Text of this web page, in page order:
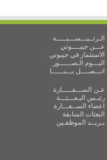
الـرئــيـــســـيـــــة
عـــن جيبــــوتي
الاستثمار في جيبوتي
البـــوم الـصــــــور
اتـــصــــل بـــنــــــا
عـن الســـفـــــارة
رئيـس البـعـــثـــة
اعضاء الســفـــارة
البعثات السابقة
بـريــد الموظفـين